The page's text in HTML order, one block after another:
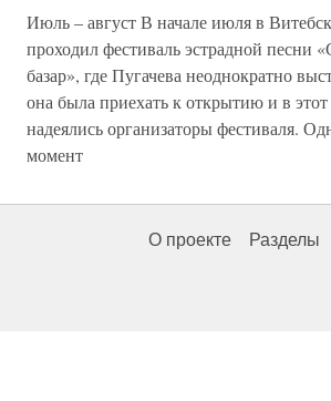
Июль – август В начале июля в
проходил фестиваль эстрадной песни
базар», где Пугачева неоднократно
она была приехать к открытию и в этот
надеялись организаторы фестиваля.
момент
О проекте Разделы